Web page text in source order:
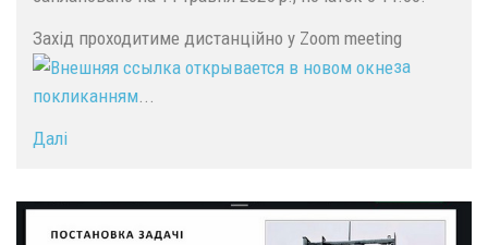
Захід проходитиме дистанційно у Zoom meeting
за
покликанням...
Далі